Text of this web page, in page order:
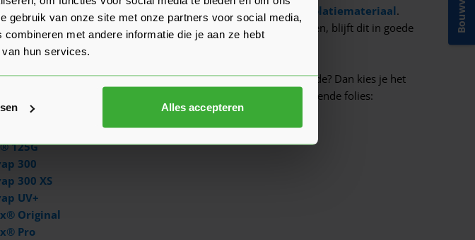
gebruik van onze site met onze partners voor social media,
met andere informatie die je aan ze hebt
hun services.
Alles accepteren
functie van dampopen folie is het drooghouden van het isolatiemateriaal.
aan de buitenzijde van het gekozen isolatiemateriaal te plaatsen, blijft dit in goede
het zijn isolatiewaarde.
koude kant van een dak of gevel, oftewel isoleer je de buitenzijde? Dan kies je het
een dampopen folie. In ons assortiment kun je kiezen uit de volgende folies:
Dampopen Folie
125G
300
300 XS
UV+
Original
Pro